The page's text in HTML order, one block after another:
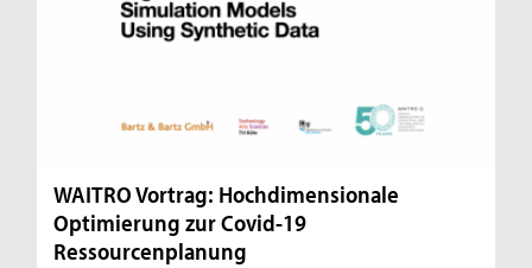
WAITRO Vortrag: Hochdimensionale
Optimierung zur Covid-19
Ressourcenplanung